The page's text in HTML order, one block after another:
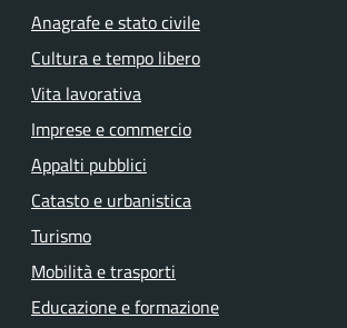
Anagrafe e stato civile
Cultura e tempo libero
Vita lavorativa
Imprese e commercio
Appalti pubblici
Catasto e urbanistica
Turismo
Mobilità e trasporti
Educazione e formazione